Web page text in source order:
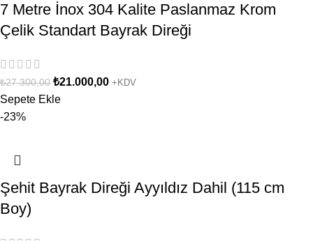
7 Metre İnox 304 Kalite Paslanmaz Krom
Çelik Standart Bayrak Direği
₺27.300,00 ₺21.000,00 +KDV
Sepete Ekle
-23%
Şehit Bayrak Direği Ayyıldız Dahil (115 cm
Boy)